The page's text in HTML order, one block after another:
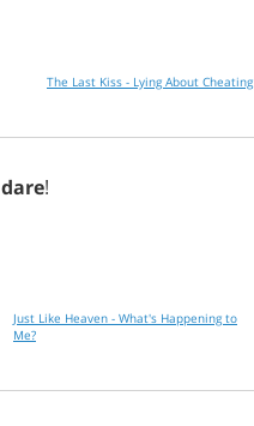
The Last Kiss - Lying About Cheating
dare!
Just Like Heaven - What's Happening to
Me?